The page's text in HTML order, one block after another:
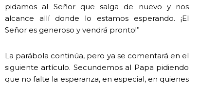
pidamos al Señor que salga de nuevo y nos
alcance allí donde lo estamos esperando. ¡El
Señor es generoso y vendrá pronto!”
La parábola continúa, pero ya se comentará en el
siguiente artículo. Secundemos al Papa pidiendo
que no falte la esperanza, en especial, en quienes